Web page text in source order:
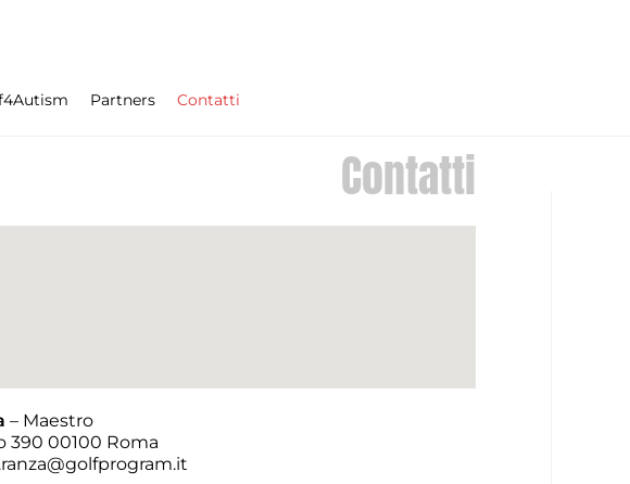
Partners Contatti
Contatti
– Maestro
390 00100 Roma